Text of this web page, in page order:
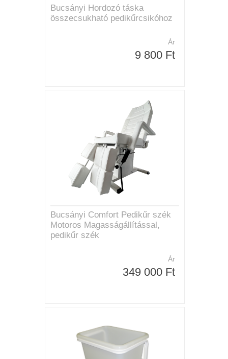
Bucsányi Hordozó táska
összecsukható pedikűrcsikóhoz
Ár
9 800 Ft
Bucsányi Comfort Pedikűr szék
Motoros Magasságállítással,
pedikűr szék
Ár
349 000 Ft